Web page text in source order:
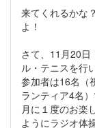
来てくれるかな
よ！
さて、11月20日
ル・テニスを行
参加者は16名（
ランティア4名）
月に１度のお楽
ようにラジオ体